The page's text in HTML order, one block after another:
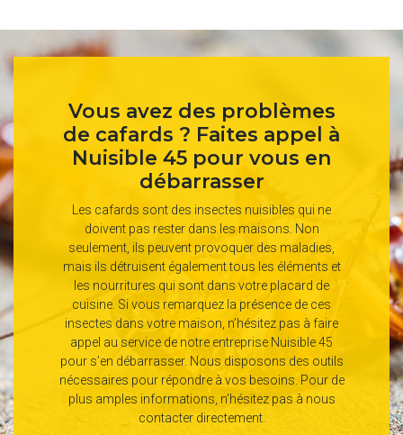
Vous avez des problèmes
de cafards ? Faites appel à
Nuisible 45 pour vous en
débarrasser
Les cafards sont des insectes nuisibles qui ne
doivent pas rester dans les maisons. Non
seulement, ils peuvent provoquer des maladies,
mais ils détruisent également tous les éléments et
les nourritures qui sont dans votre placard de
cuisine. Si vous remarquez la présence de ces
insectes dans votre maison, n’hésitez pas à faire
appel au service de notre entreprise Nuisible 45
pour s’en débarrasser. Nous disposons des outils
nécessaires pour répondre à vos besoins. Pour de
plus amples informations, n’hésitez pas à nous
contacter directement.